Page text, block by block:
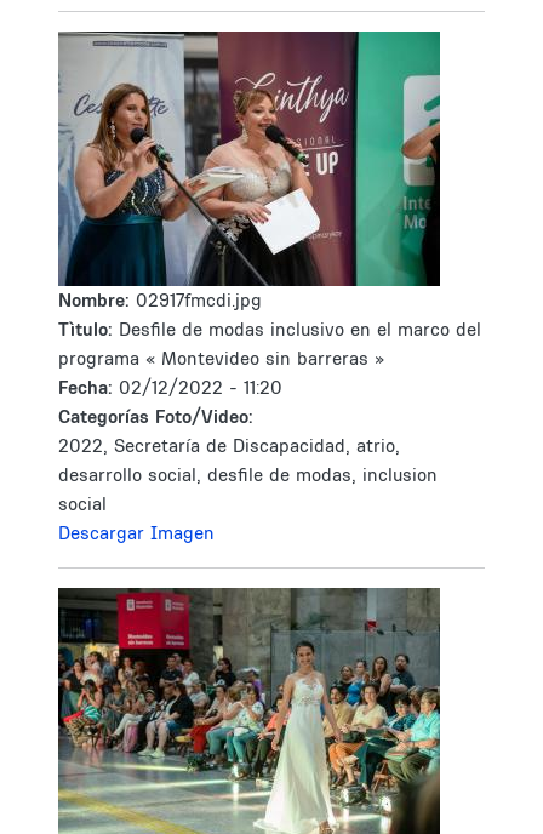
Nombre: 02917fmcdi.jpg
Tìtulo: Desfile de modas inclusivo en el marco del
programa « Montevideo sin barreras »
Fecha: 02/12/2022 - 11:20
Categorías Foto/Video:
2022, Secretaría de Discapacidad, atrio,
desarrollo social, desfile de modas, inclusion
social
Descargar Imagen